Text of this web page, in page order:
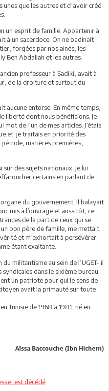
que les autres et d’avoir créé
un esprit de famille. Appartenir à
à un sacerdoce. On ne badinait
forgées par nos ainés, les
Ben Abdallah et les autres.
professeur à Sadiki, avait à
de la droiture et surtout du
aucune entorse. En même temps,
liberté dont nous bénéficions. Je
mot de l’un de mes articles. J’étais
et je traitais en priorité des
matières premières,
sur des sujets nationaux. Je lui
certains en parlant de
du gouvernement. Il balayait
mis à l’ouvrage et aussitôt, ce
de la part de ceux qui se
bon père de famille, me mettait
et m’exhortait à persévérer
étant exaltante.
militantisme au sein de l’UGET- il
dans le sixième bureau
un patriote pour qui le sens de
avait la primauté sur toute
Tunisie de 1968 à 1981, né en
Aïssa Baccouche (Ibn Hichem)
est décédé